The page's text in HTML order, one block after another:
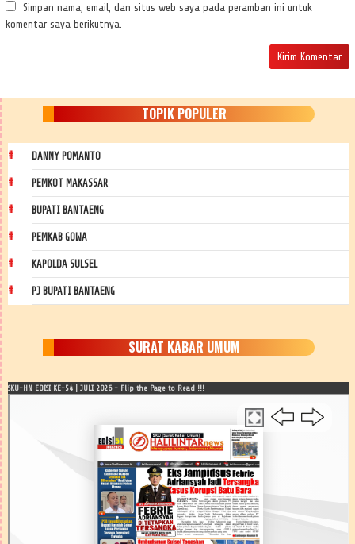
Simpan nama, email, dan situs web saya pada peramban ini untuk
komentar saya berikutnya.
TOPIK POPULER
DANNY POMANTO
PEMKOT MAKASSAR
BUPATI BANTAENG
PEMKAB GOWA
KAPOLDA SULSEL
PJ BUPATI BANTAENG
SURAT KABAR UMUM
SKU-HN EDISI KE-54 | JULI 2026 - Flip the Page to Read !!!